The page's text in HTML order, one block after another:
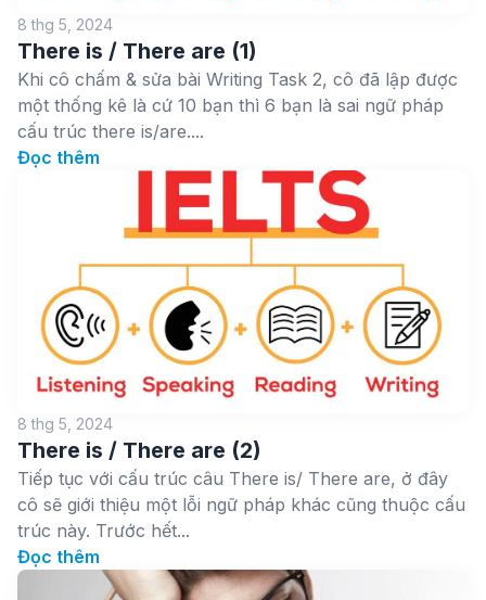
8 thg 5, 2024
There is / There are (1)
Khi cô chấm & sửa bài Writing Task 2, cô đã lập được
một thống kê là cứ 10 bạn thì 6 bạn là sai ngữ pháp
cấu trúc there is/are....
Đọc thêm
8 thg 5, 2024
There is / There are (2)
Tiếp tục với cấu trúc câu There is/ There are, ở đây
cô sẽ giới thiệu một lỗi ngữ pháp khác cũng thuộc cấu
trúc này. Trước hết...
Đọc thêm